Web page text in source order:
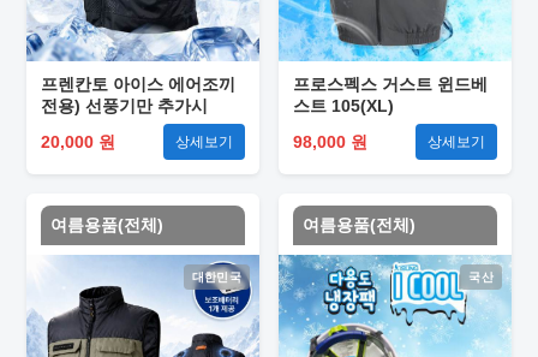
프렌칸토 아이스 에어조끼
전용) 선풍기만 추가시
20,000 원
상세보기
프로스펙스 거스트 윈드베
스트 105(XL)
98,000 원
상세보기
여름용품(전체)
대한민국
여름용품(전체)
국산